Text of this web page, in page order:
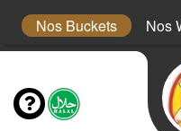
Nos Buckets Nos